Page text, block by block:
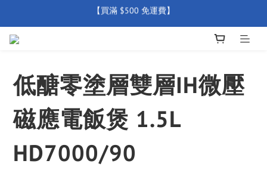
【買滿 $500 免運費】
【全店產品圴享2年官方保養  (除配件外) 】
低醣零塗層雙層IH微壓
磁應電飯煲 1.5L
HD7000/90